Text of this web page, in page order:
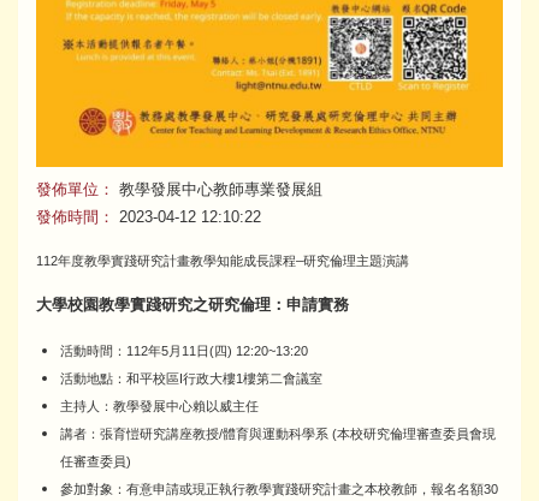
發佈單位： 教學發展中心教師專業發展組
發佈時間：
2023-04-12 12:10:22
112年度教學實踐研究計畫教學知能成長課程–研究倫理主題演講
大學校園教學實踐研究之研究倫理：申請實務
活動時間：112年5月11日(四) 12:20~13:20
活動地點：和平校區I行政大樓1樓第二會議室
主持人：教學發展中心賴以威主任
講者：張育愷研究講座教授/體育與運動科學系 (本校研究倫理審查委員會現
任審查委員)
參加對象：有意申請或現正執行教學實踐研究計畫之本校教師，報名名額30